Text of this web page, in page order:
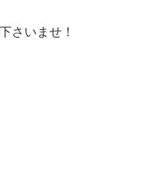
さいませ！